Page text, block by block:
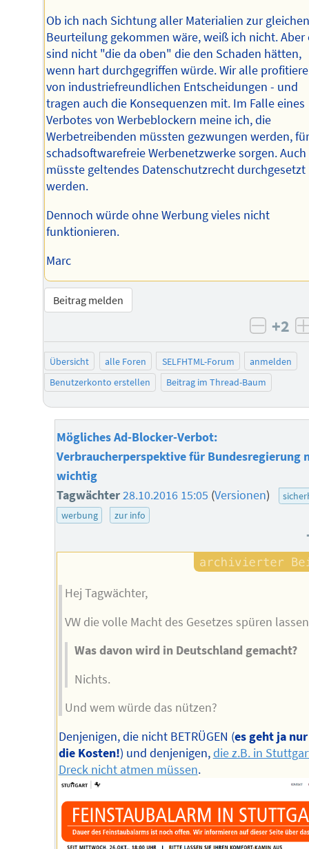
Ob ich nach Sichtung aller Materialien zur
Beurteilung gekommen wäre, weiß ich nicht. Aber
sind nicht "die da oben" die den Schaden hätten,
wenn hart durchgegriffen würde. Wir alle
von industriefreundlichen Entscheidungen - und
tragen auch die Konsequenzen mit. Im Falle eines
Verbotes von Werbeblockern meine ich, die
Werbetreibenden müssten gezwungen werden,
schadsoftwarefreie Werbenetzwerke sorgen. Auch
müsste geltendes Datenschutzrecht durchgesetzt
werden.
Dennoch würde ohne Werbung vieles nicht
funktionieren.
Marc
Beitrag melden
+2
Übersicht alle Foren SELFHTML-Forum
anmelden
Benutzerkonto erstellen
Beitrag im Thread-Baum
Mögliches Ad-Blocker-Verbot:
Verbraucherperspektive für Bundesregierung
wichtig
Tagwächter28.10.2016 15:05 (Versionen)
werbung
zur info
Hej Tagwächter,
VW die volle Macht des Gesetzes spüren lassen
Was davon wird in Deutschland gemacht?
Nichts.
Und wem würde das nützen?
Denjenigen, die nicht BETRÜGEN (es geht ja
die Kosten!) und denjenigen,die z.B. in
Dreck nicht atmen müssen.